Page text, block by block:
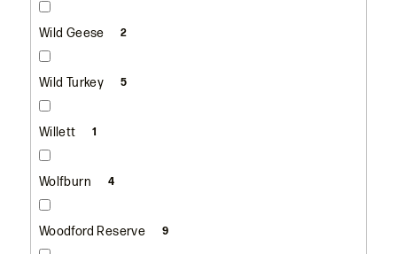
Wild Geese 2
Wild Turkey 5
Willett 1
Wolfburn 4
Woodford Reserve 9